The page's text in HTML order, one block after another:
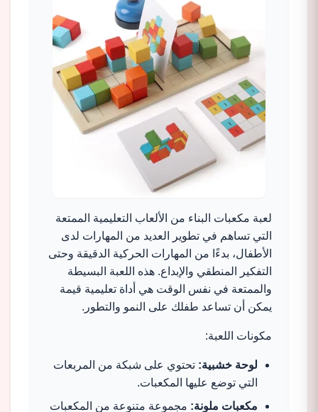
لعبة مكعبات البناء من الألعاب التعليمية الممتعة
التي تساهم في تطوير العديد من المهارات لدى
الأطفال، بدءًا من المهارات الحركية الدقيقة وحتى
التفكير المنطقي والإبداع. هذه اللعبة البسيطة
والممتعة في نفس الوقت هي أداة تعليمية قيمة
يمكن أن تساعد طفلك على النمو والتطور.
مكونات اللعبة:
لوحة خشبية: تحتوي على شبكة من المربعات
التي توضع عليها المكعبات.
مكعبات ملونة: مجموعة متنوعة من المكعبات